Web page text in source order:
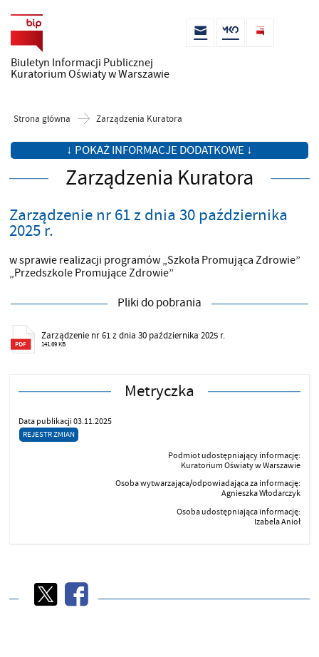
Biuletyn Informacji Publicznej
Kuratorium Oświaty w Warszawie
Strona główna Zarządzenia Kuratora
↓ POKAŻ INFORMACJE DODATKOWE ↓
Zarządzenia Kuratora
Zarządzenie nr 61 z dnia 30 października
2025 r.
w sprawie realizacji programów „Szkoła Promująca Zdrowie”
„Przedszkole Promujące Zdrowie”
Pliki do pobrania
Zarządzenie nr 61 z dnia 30 października 2025 r.
141.69 KB
Metryczka
Data publikacji 03.11.2025
REJESTR ZMIAN
Podmiot udostępniający informację:
Kuratorium Oświaty w Warszawie
Osoba wytwarzająca/odpowiadająca za informację:
Agnieszka Włodarczyk
Osoba udostępniająca informację:
Izabela Anioł